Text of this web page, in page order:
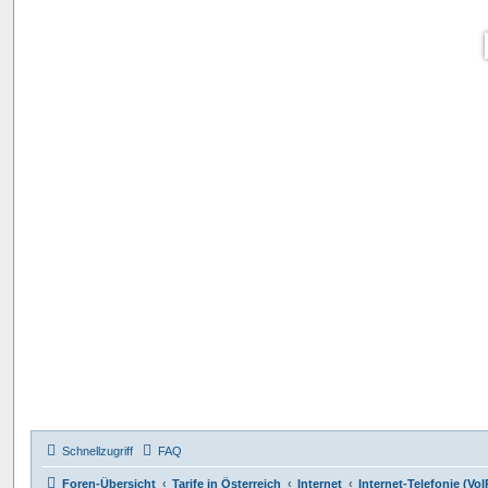
Schnellzugriff FAQ
Foren-Übersicht Tarife in Österreich Internet Internet-Telefonie